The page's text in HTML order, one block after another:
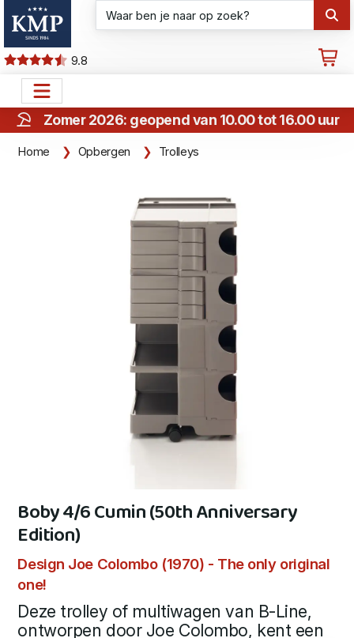
9.8
Zomer 2026: geopend van 10.00 tot 16.00 uur
Home Opbergen Trolleys
Boby 4/6 Cumin (50th Anniversary
Edition)
Design Joe Colombo (1970) - The only original
one!
Deze trolley of multiwagen van B-Line,
ontworpen door Joe Colombo, kent een